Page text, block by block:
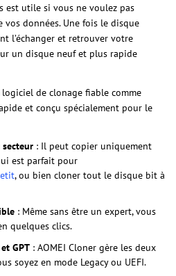
est utile si vous ne voulez pas
données. Une fois le disque
l’échanger et retrouver votre
un disque neuf et plus rapide
de clonage fiable comme
et conçu spécialement pour le
: Il peut copier uniquement
est parfait pour
, ou bien cloner tout le disque bit à
: Même sans être un expert, vous
quelques clics.
GPT : AOMEI Cloner gère les deux
soyez en mode Legacy ou UEFI.